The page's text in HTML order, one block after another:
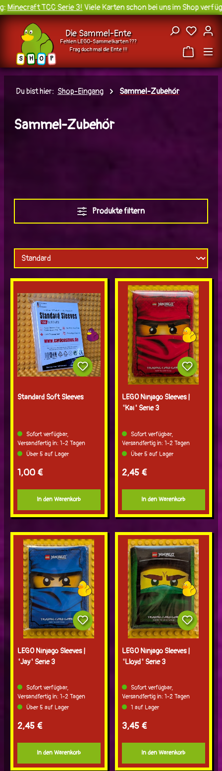
Zum Hauptinhalt springen
TCC Serie 3!Viele Karten schon bei uns im Shop
S H O P
Die Sammel-Ente
Fehlen LEGO-Sammelkarten ???
Frag doch mal die Ente !!!
Du
Du bist hier: Shop-Eingang Sammel-Zubehör
Sammel-Zubehör
Produkte filtern
Standard Soft Sleeves
Sofort verfügbar,
Versandfertig in: 1-2 Tagen
Über 5 auf Lager
Regulärer Preis:
1,00 €
In den Warenkorb
LEGO Ninjago Sleeves |
"Kai" Serie 3
Sofort verfügbar,
Versandfertig in: 1-2 Tagen
Über 5 auf Lager
Regulärer Preis:
2,45 €
In den Warenkorb
LEGO Ninjago Sleeves |
"Jay" Serie 3
Sofort verfügbar,
Versandfertig in: 1-2 Tagen
Über 5 auf Lager
Regulärer Preis:
2,45 €
In den Warenkorb
LEGO Ninjago Sleeves |
"Lloyd" Serie 3
Sofort verfügbar,
Versandfertig in: 1-2 Tagen
1 auf Lager
Regulärer Preis:
3,45 €
In den Warenkorb